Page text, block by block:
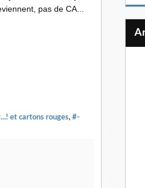
pas de CA...
et cartons rouges, #-